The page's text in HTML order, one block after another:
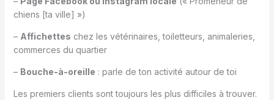
chiens [ta ville] »)
– Affichettes chez les vétérinaires, toiletteurs, animaleries,
commerces du quartier
– Bouche-à-oreille : parle de ton activité autour de toi
Les premiers clients sont toujours les plus difficiles à trouver.